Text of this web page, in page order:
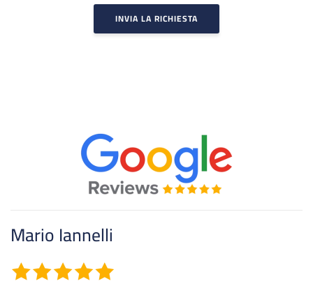
INVIA LA RICHIESTA
Roberto Romano